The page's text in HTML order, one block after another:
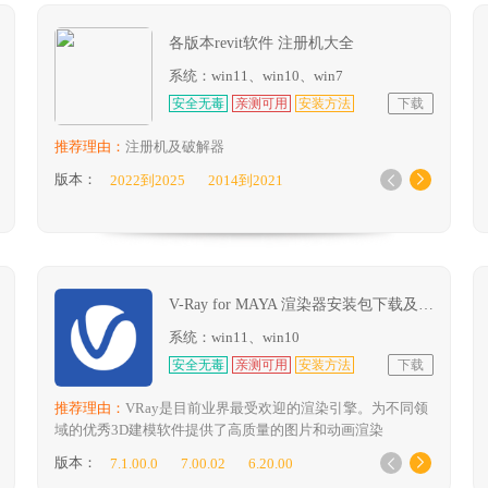
各版本revit软件 注册机大全
系统：win11、win10、win7
安全无毒 亲测可用 安装方法 下载
推荐理由： 注册机及破解器
版本：
2022到2025 2014到2021  
V-Ray for MAYA 渲染器安装包下载及安装教程
系统：win11、win10
安全无毒 亲测可用 安装方法 下载
推荐理由： VRay是目前业界最受欢迎的渲染引擎。为不同领
域的优秀3D建模软件提供了高质量的图片和动画渲染
版本：
7.1.00.0 7.00.02
6.20.00
 